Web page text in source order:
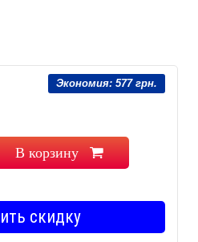
Экономия: 577 грн.
В корзину
скидку